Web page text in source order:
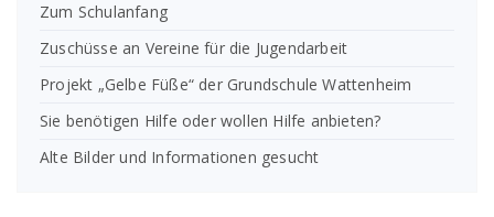
Zum Schulanfang
Zuschüsse an Vereine für die Jugendarbeit
Projekt „Gelbe Füße“ der Grundschule Wattenheim
Sie benötigen Hilfe oder wollen Hilfe anbieten?
Alte Bilder und Informationen gesucht